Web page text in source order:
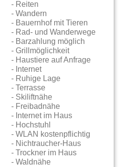
- Reiten
- Wandern
- Bauernhof mit Tieren
- Rad- und Wanderwege
- Barzahlung möglich
- Grillmöglichkeit
- Haustiere auf Anfrage
- Internet
- Ruhige Lage
- Terrasse
- Skiliftnähe
- Freibadnähe
- Internet im Haus
- Hochstuhl
- WLAN kostenpflichtig
- Nichtraucher-Haus
- Trockner im Haus
- Waldnähe